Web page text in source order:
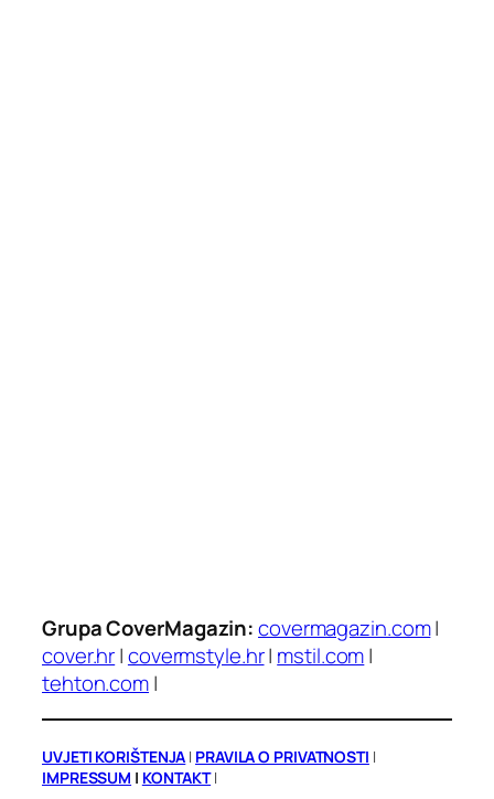
Grupa CoverMagazin:covermagazin.com|
cover.hr|covermstyle.hr| mstil.com|
tehton.com|
UVJETI KORIŠTENJA | PRAVILA O PRIVATNOSTI |
IMPRESSUM | KONTAKT|